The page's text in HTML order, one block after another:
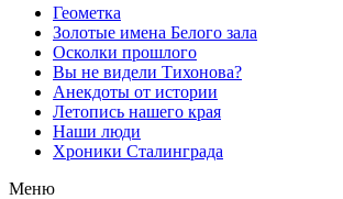
Геометка
Золотые имена Белого зала
Осколки прошлого
Вы не видели Тихонова?
Анекдоты от истории
Летопись нашего края
Наши люди
Хроники Сталинграда
Меню